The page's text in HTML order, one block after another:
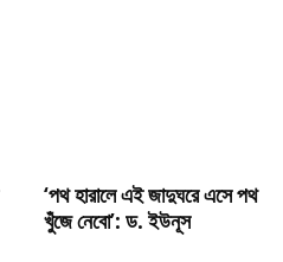
‘পথ হারালে এই জাদুঘরে এসে পথ
খুঁজে নেবো’: ড. ইউনূস